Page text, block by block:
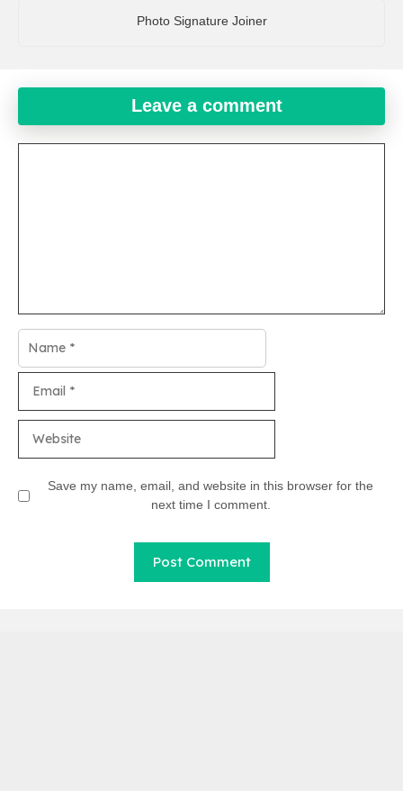
Photo Signature Joiner
Leave a comment
Save my name, email, and website in this browser for the
next time I comment.